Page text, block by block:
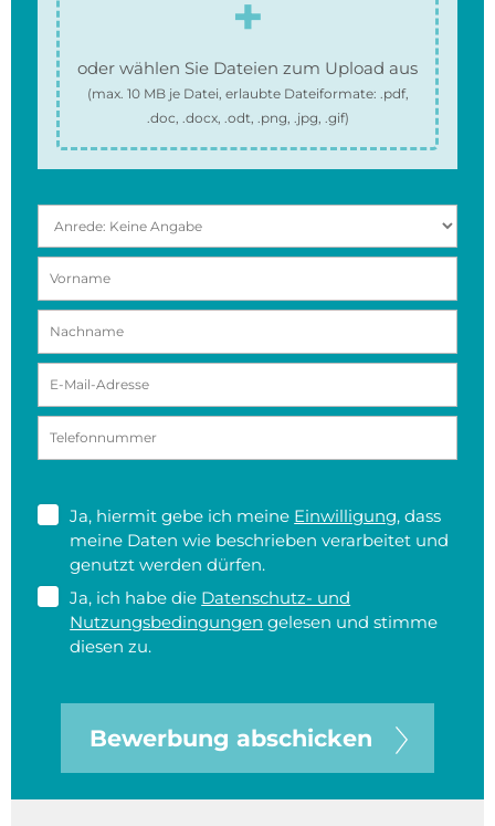
oder wählen Sie Dateien zum Upload aus
(max. 10 MBje Datei, erlaubte Dateiformate: .pdf,
.doc, .docx, .odt, .png, .jpg, .gif)
Ja, hiermit gebe ich meine Einwilligung, dass
meine Daten wie beschrieben verarbeitet und
genutzt werden dürfen.
Ja, ich habe die Datenschutz- und
Nutzungsbedingungen gelesen und stimme
diesen zu.
Bewerbung abschicken